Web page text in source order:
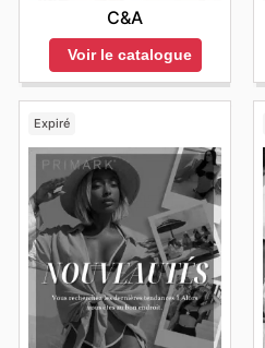
C&A
Voir le catalogue
Expiré